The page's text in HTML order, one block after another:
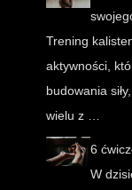
Trening
aktywności,
budowania
wielu z …
6
W